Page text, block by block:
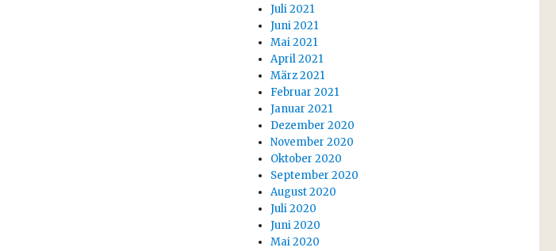
Juli 2021
Juni 2021
Mai 2021
April 2021
März 2021
Februar 2021
Januar 2021
Dezember 2020
November 2020
Oktober 2020
September 2020
August 2020
Juli 2020
Juni 2020
Mai 2020